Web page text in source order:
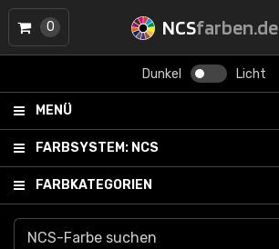
NCSfarben.de
Dunkel Licht
MENÜ
FARBSYSTEM: NCS
FARBKATEGORIEN
0